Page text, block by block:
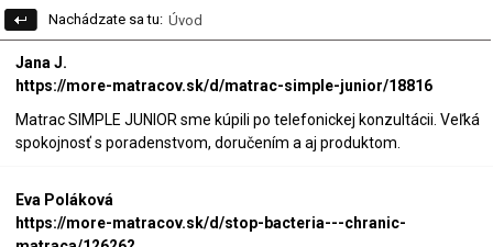
Nachádzate sa tu: Úvod
Jana J.
https://more-matracov.sk/d/matrac-simple-junior/18816
Matrac SIMPLE JUNIOR sme kúpili po telefonickej konzultácii. Veľká
spokojnosť s poradenstvom, doručením a aj produktom.
Eva Poláková
https://more-matracov.sk/d/stop-bacteria---chranic-